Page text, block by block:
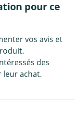
pour ce
vos avis et
des
achat.